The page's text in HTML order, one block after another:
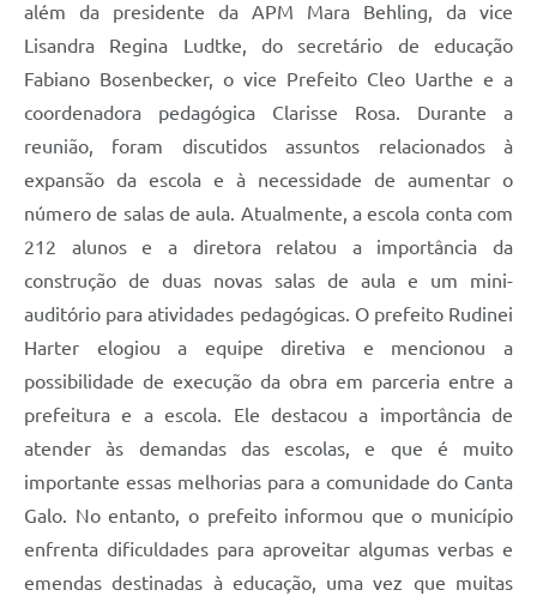
além da presidente da APM Mara Behling, da vice
Lisandra Regina Ludtke, do secretário de educação
Fabiano Bosenbecker, o vice Prefeito Cleo Uarthe e a
coordenadora pedagógica Clarisse Rosa. Durante a
reunião, foram discutidos assuntos relacionados à
expansão da escola e à necessidade de aumentar o
número de salas de aula. Atualmente, a escola conta com
212 alunos e a diretora relatou a importância da
construção de duas novas salas de aula e um mini-
auditório para atividades pedagógicas. O prefeito Rudinei
Harter elogiou a equipe diretiva e mencionou a
possibilidade de execução da obra em parceria entre a
prefeitura e a escola. Ele destacou a importância de
atender às demandas das escolas, e que é muito
importante essas melhorias para a comunidade do Canta
Galo. No entanto, o prefeito informou que o município
enfrenta dificuldades para aproveitar algumas verbas e
emendas destinadas à educação, uma vez que muitas